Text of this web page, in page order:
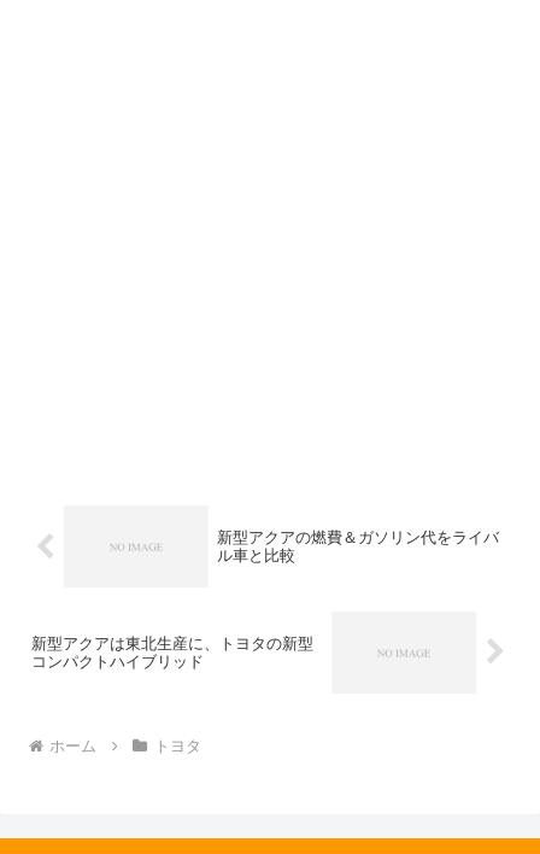
新型アクアの燃費＆ガソリン代をライバ
ル車と比較
新型アクアは東北生産に、トヨタの新型
コンパクトハイブリッド
ホーム トヨタ